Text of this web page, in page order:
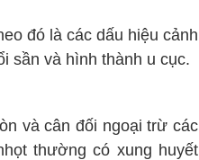
đó là các dấu hiệu cảnh
sần và hình thành u cục.
và cân đối ngoại trừ các
thường có xung huyết